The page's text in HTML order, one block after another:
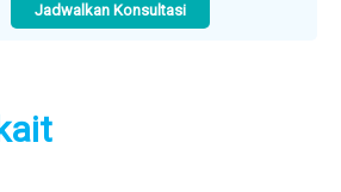
Jadwalkan Konsultasi